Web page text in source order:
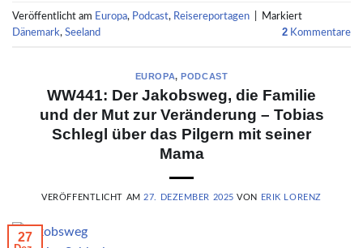
Veröffentlicht am Europa, Podcast, Reisereportagen
Markiert
Dänemark, Seeland 2 Kommentare
EUROPA, PODCAST
WW441: Der Jakobsweg, die Familie
und der Mut zur Veränderung – Tobias
Schlegl über das Pilgern mit seiner
Mama
VERÖFFENTLICHT AM 27. DEZEMBER 2025 VON ERIK LORENZ
27